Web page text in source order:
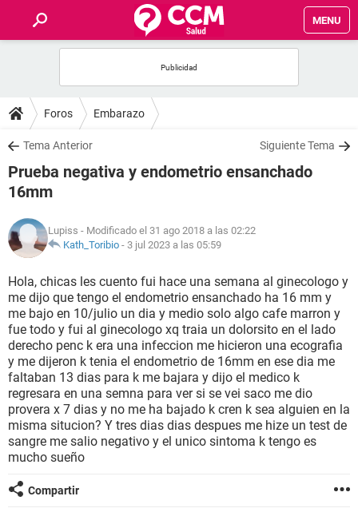
MENU
FOROS
SALUD
FAMILIA
NUTRICIÓN
SEXUALIDAD
GLOSARIO
Foros Embarazo
Tema Anterior Siguiente Tema
Prueba negativa y endometrio ensanchado
16mm
Lupiss - Modificado el 31 ago 2018 a las 02:22
Kath_Toribio - 3 jul 2023 a las 05:59
Hola, chicas les cuento fui hace una semana al ginecologo y
me dijo que tengo el endometrio ensanchado ha 16 mm y
me bajo en 10/julio un dia y medio solo algo cafe marron y
fue todo y fui al ginecologo xq traia un dolorsito en el lado
derecho penc k era una infeccion me hicieron una ecografia
y me dijeron k tenia el endometrio de 16mm en ese dia me
faltaban 13 dias para k me bajara y dijo el medico k
regresara en una semna para ver si se vei saco me dio
provera x 7 dias y no me ha bajado k cren k sea alguien en la
misma situcion? Y tres dias dias despues me hize un test de
sangre me salio negativo y el unico sintoma k tengo es
mucho sueño
Compartir